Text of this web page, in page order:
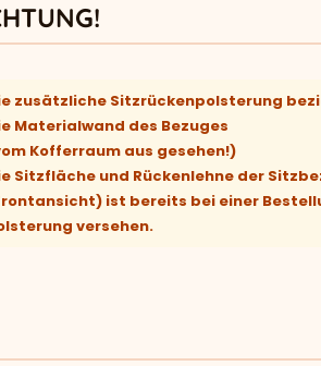
zusätzliche Sitzrückenpolsterung
Materialwand des Bezuges
Kofferraum aus gesehen!)
Sitzfläche und Rückenlehne der
ist bereits bei einer
versehen.